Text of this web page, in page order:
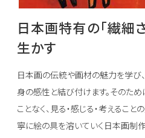
日本画特有の「繊細
生かす
日本画の伝統や画材の魅力を学び
身の感性と結び付けます。そのた
ことなく、見る・感じる・考えるこ
寧に絵の具を溶いていく日本画制